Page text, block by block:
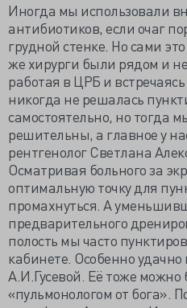
Иногда мы использовали
антибиотиков, если очаг
грудной стенке. Но сами
же хирурги были рядом и
работая в ЦРБ и
никогда не решалась
самостоятельно, но тогда
решительны, а главное у
рентгенолог Светлана
Осматривая больного за
оптимальную точку для
промахнуться. А
предварительного
полость мы часто
кабинете. Особенно удачно
А.И.Гусевой. Её тоже можно
«пульмонологом от бога».